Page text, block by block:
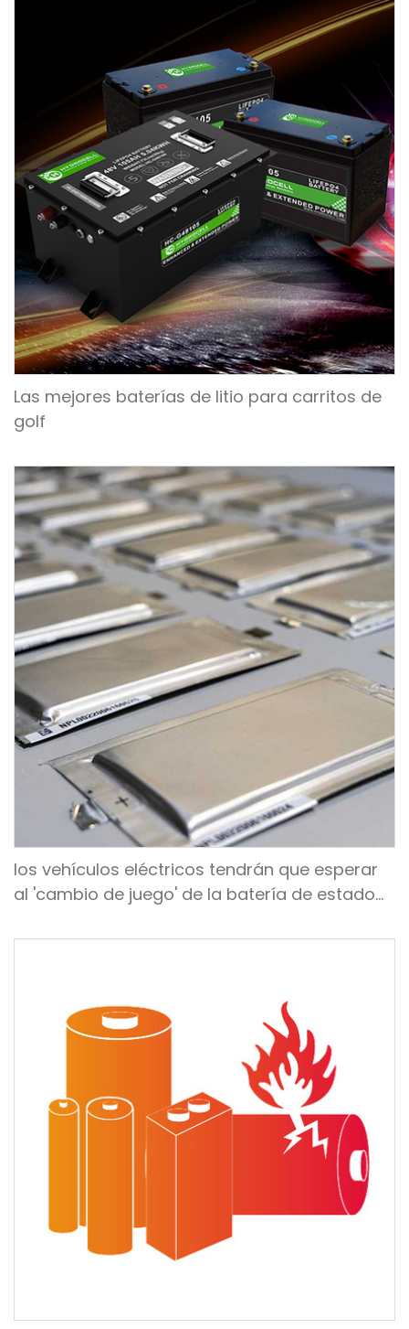
Las mejores baterías de litio para carritos de
golf
los vehículos eléctricos tendrán que esperar
al 'cambio de juego' de la batería de estado